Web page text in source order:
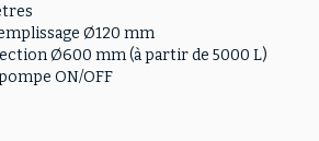
Ø120 mm
Ø600 mm (à partir de 5000 L)
ON/OFF